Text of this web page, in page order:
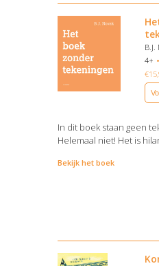
B.J.
4+
€
In dit boek staan geen
Helemaal niet! Het is
Bekijk het boek